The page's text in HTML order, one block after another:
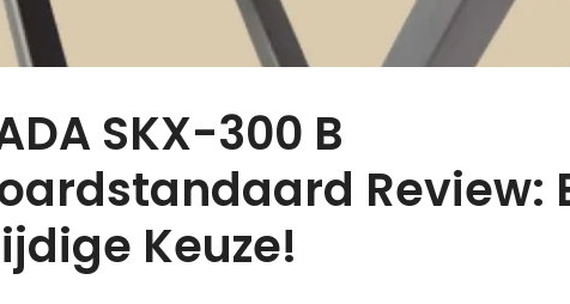
SKX-300 B
Review:
Keuze!